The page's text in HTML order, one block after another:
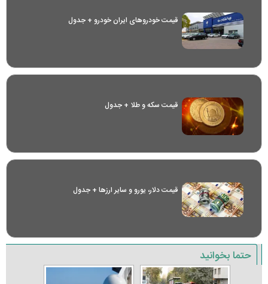
قیمت خودرو‌های ایران خودرو + جدول
قیمت سکه و طلا + جدول
قیمت دلار، یورو و سایر ارز‌ها + جدول
حتما بخوانید